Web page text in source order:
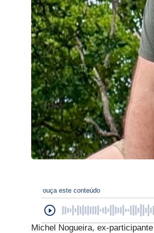
ouça este conteúdo
Michel Nogueira, ex-